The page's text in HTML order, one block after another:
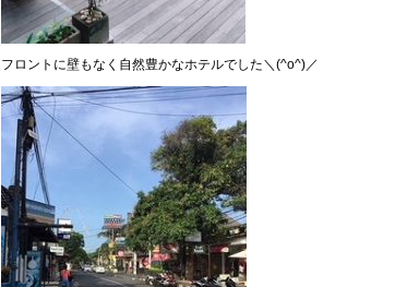
フロントに壁もなく自然豊かなホテルでした＼(^o^)／